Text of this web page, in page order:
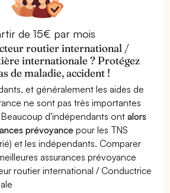
de 15€ par mois
routier international /
internationale ? Protégez
de maladie, accident !
et généralement les aides de
ne sont pas très importantes
d'indépendants ontalors
prévoyance pour les TNS
et les indépendants. Comparer
assurances prévoyance
routier international / Conductrice